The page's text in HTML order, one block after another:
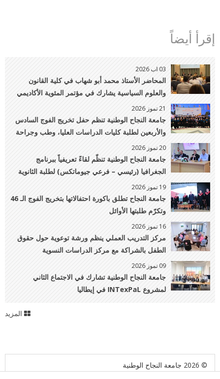
إقرأ أيضاً
03 اب 2026
المحاضر الأستاذ محمد أبو شهاب في كلية القانون
والعلوم السياسية يشارك في مؤتمر المئوية الأكاديمي
لمعهد UNIDROIT بايطاليا
21 تموز 2026
جامعة النجاح الوطنية تنظم حفل تخريج الفوج السادس
والأربعين لطلبة كليات الدراسات العليا، وطب وجراحة
الفم والأسنان، والصيدلة، والتمريض، والطب البيطري
والهندسة الزراعية
20 تموز 2026
جامعة النجاح الوطنية تنظّم لقاءً تعريفياً ببرنامج
الجغرافيا (رئيسي – فرعي جيوماتكس) لطلبة الثانوية
العامة وذويهم
19 تموز 2026
جامعة النجاح تطلق باكورة احتفالاتها بتخريج الفوج الـ 46
وتكرّم طلبتها الأوائل
16 تموز 2026
مركز التدريب العملي ينظم ورشة توعوية حول حقوق
الطفل بالشراكة مع مركز الدراسات النسوية
09 تموز 2026
جامعة النجاح الوطنية تشارك في الاجتماع الثاني
لمشروع INTexPaL في إيطاليا
المزيد
© 2026 جامعة النجاح الوطنية